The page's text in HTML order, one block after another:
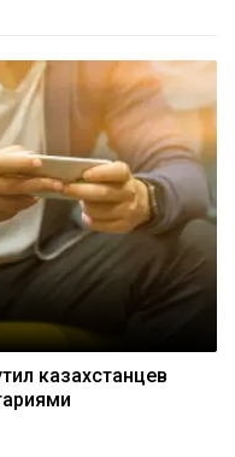
казахстанцев